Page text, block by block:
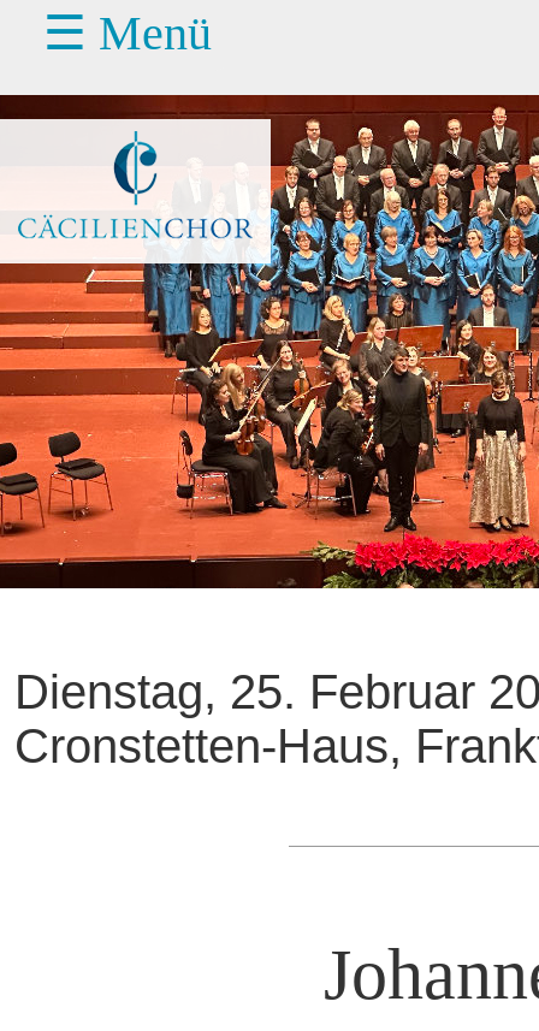
Dienstag, 25. Februar
Cronstetten-Haus,
☰ Menü